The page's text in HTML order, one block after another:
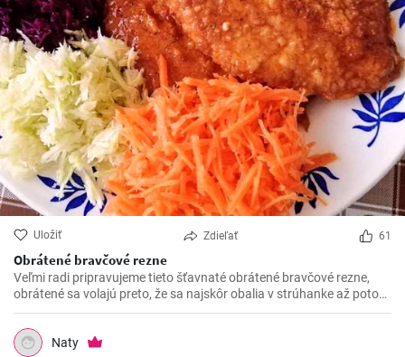
Uložiť Zdieľať 61
Obrátené bravčové rezne
Veľmi radi pripravujeme tieto šťavnaté obrátené bravčové rezne,
obrátené sa volajú preto, že sa najskôr obalia v strúhanke až potom
vo vajíčku. Sú krásne jemné a veľmi šťavnaté. V kombinácii s
čerstvou zeleninou sú výborné.
Naty